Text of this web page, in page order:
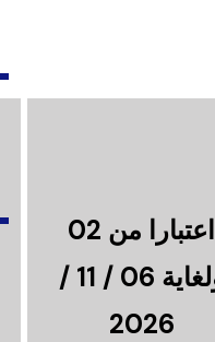
اعتبارا من 02
ولغاية 06 / 11 /
2026